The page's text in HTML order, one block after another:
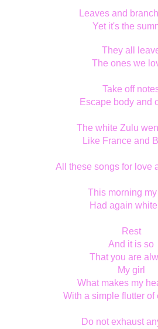
Leaves and
Yet it's the
They all
The ones we
Take off
Escape body and
The white Zulu
Like France and
All these songs for love
This morning
Had again
Rest
And it is so
That you are
My girl
What makes my
With a simple flutter of
Do not exhaust